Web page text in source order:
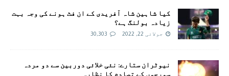
کیا شاہین شاہ آفریدی کے ان فٹ ہونے کی وجہ بہت
زیادہ بولنگ ہے؟
جولائی 22, 2022 30,303
نیوٹران ستارے: نئی خلائی دوربین سے دو مردہ
سورجوں کے تصادم کا نظارہ